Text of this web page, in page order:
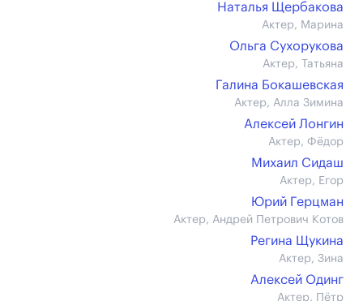
Наталья Щербакова
Актер, Марина
Ольга Сухорукова
Актер, Татьяна
Галина Бокашевская
Актер, Алла Зимина
Алексей Лонгин
Актер, Фёдор
Михаил Сидаш
Актер, Егор
Юрий Герцман
Актер, Андрей Петрович Котов
Регина Щукина
Актер, Зина
Алексей Одинг
Актер, Пётр